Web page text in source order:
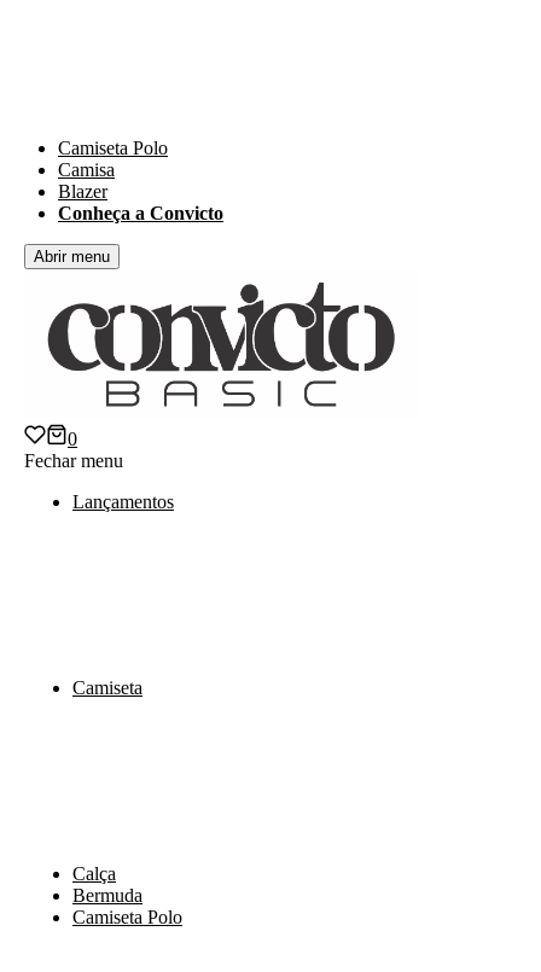
Camiseta Polo
Camisa
Blazer
Conheça a Convicto
Abrir menu
0
Fechar menu
Lançamentos
Camiseta
Calça
Bermuda
Camiseta Polo